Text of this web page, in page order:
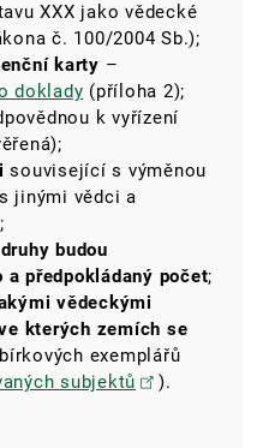
XXX jako vědecké
č. 100/2004 Sb.);
karty –
doklady (příloha 2);
k vyřízení
související s výměnou
jinými vědci a
budou
předpokládaný počet;
vědeckými
kterých zemích se
exemplářů
subjektů ).